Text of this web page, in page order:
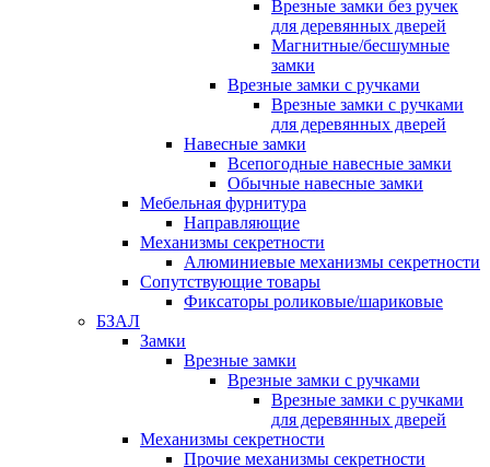
Врезные замки без ручек
для деревянных дверей
Магнитные/бесшумные
замки
Врезные замки с ручками
Врезные замки с ручками
для деревянных дверей
Навесные замки
Всепогодные навесные замки
Обычные навесные замки
Мебельная фурнитура
Направляющие
Механизмы секретности
Алюминиевые механизмы секретности
Сопутствующие товары
Фиксаторы роликовые/шариковые
БЗАЛ
Замки
Врезные замки
Врезные замки с ручками
Врезные замки с ручками
для деревянных дверей
Механизмы секретности
Прочие механизмы секретности